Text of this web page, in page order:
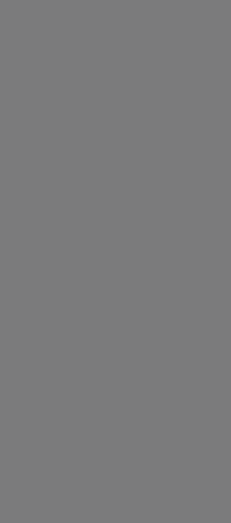
明确自